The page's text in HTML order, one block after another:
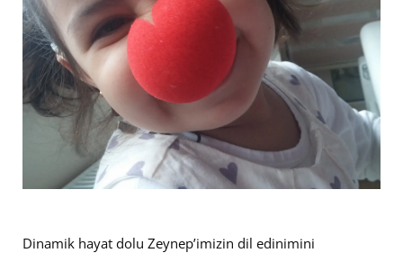
Dinamik hayat dolu Zeynep’imizin dil edinimini